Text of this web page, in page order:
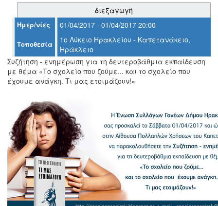
ΤΟΠΟΣ
ΜΑΣ
ΔΗΜΟΣ
ΠΟΛΙΤΙΣΜΟΣ
ΑΝΘΕΚΤΙΚΗ
ΠΟΛΗ
διεξαγωγή
Ημερ/νίες 01/04/2017 - 01/04/2017 20:00
Τοποθεσία
1ο Λύκειο Ηρακλείου - Καπετανάκειο,
Ηράκλειο
Συζήτηση - ενημέρωση για τη δευτεροβάθμια εκπαίδευση
με θέμα «Το σχολείο που ζούμε... και το σχολείο που
έχουμε ανάγκη. Τι μας ετοιμάζουν!»